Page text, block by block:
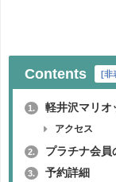
Contents [非
1. 軽井沢マリオ
アクセス
2. プラチナ会員
3. 予約詳細